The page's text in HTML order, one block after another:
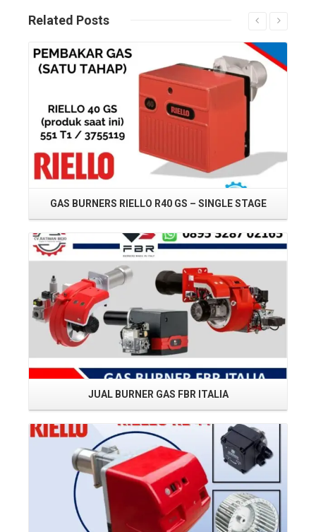
Related Posts
GAS BURNERS RIELLO R40 GS – SINGLE STAGE
JUAL BURNER GAS FBR ITALIA